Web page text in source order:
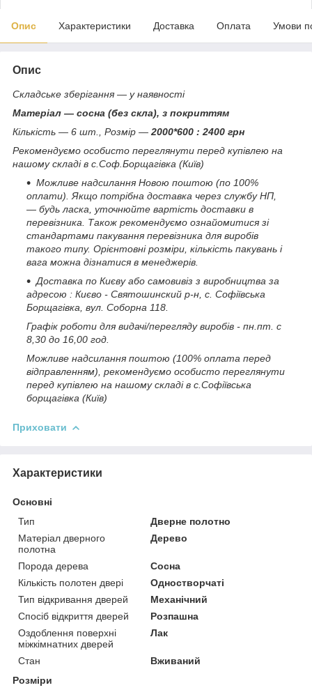
Опис Характеристики Доставка Оплата Умови
Опис
Складське зберігання — у наявності
Матеріал — сосна (без скла), з покриттям
Кількість — 6 шт., Розмір — 2000*600 : 2400 грн
Рекомендуємо особисто переглянути перед купівлею на
нашому складі в с.Соф.Борщагівка (Київ)
Можливе надсилання Новою поштою (по 100%
оплати). Якщо потрібна доставка через службу НП,
— будь ласка, уточнюйте вартість доставки в
перевізника. Також рекомендуємо ознайомитися зі
стандартами пакування перевізника для виробів
такого типу. Орієнтовні розміри, кількість пакувань і
вага можна дізнатися в менеджерів.
Доставка по Києву або самовивіз з виробництва за
адресою : Києво - Святошинский р-н, с. Софіївська
Борщагівка, вул. Соборна 118.
Графік роботи для видачі/перегляду виробів - пн.пт. с
8,30 до 16,00 год.
Можливе надсилання поштою (100% оплата перед
відправленням), рекомендуємо особисто переглянути
перед купівлею на нашому складі в с.Софіївська
борщагівка (Київ)
Приховати
Характеристики
Основні
Тип
Дверне полотно
Матеріал дверного
полотна
Дерево
Порода дерева
Сосна
Кількість полотен двері
Одностворчаті
Тип відкривання дверей
Механічний
Спосіб відкриття дверей
Розпашна
Оздоблення поверхні
міжкімнатних дверей
Лак
Стан
Вживаний
Розміри